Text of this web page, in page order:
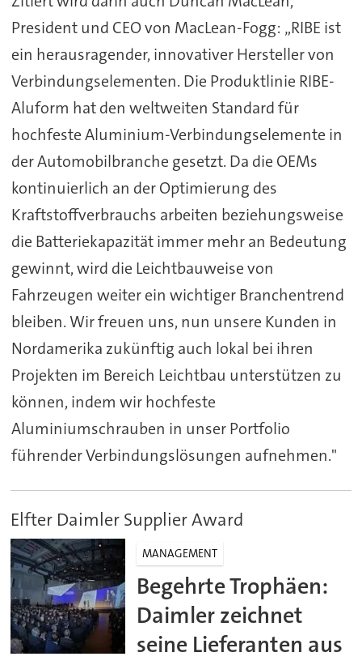
President und CEO von MacLean-Fogg: „RIBE ist
ein herausragender, innovativer Hersteller von
Verbindungselementen. Die Produktlinie RIBE-
Aluform hat den weltweiten Standard für
hochfeste Aluminium-Verbindungselemente in
der Automobilbranche gesetzt. Da die OEMs
kontinuierlich an der Optimierung des
Kraftstoffverbrauchs arbeiten beziehungsweise
die Batteriekapazität immer mehr an Bedeutung
gewinnt, wird die Leichtbauweise von
Fahrzeugen weiter ein wichtiger Branchentrend
bleiben. Wir freuen uns, nun unsere Kunden in
Nordamerika zukünftig auch lokal bei ihren
Projekten im Bereich Leichtbau unterstützen zu
können, indem wir hochfeste
Aluminiumschrauben in unser Portfolio
führender Verbindungslösungen aufnehmen."
Elfter Daimler Supplier Award
MANAGEMENT
Begehrte Trophäen:
Daimler zeichnet
seine Lieferanten aus